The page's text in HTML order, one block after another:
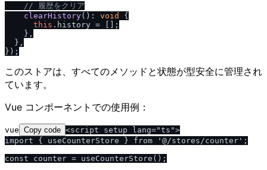
/ / 履歴をクリア
clearHistory(): void
{
this . history = [];
    },
  },
このストアは、すべてのメソッドと状態が型安全に管理され
ています。
Vue コンポーネントでの使用例：
vue Copy code <script setup lang="ts">
import { useCounterStore } from '@/stores/counter';
const counter = useCounterStore();